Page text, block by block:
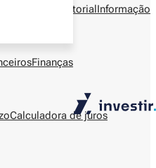
Metodologia editorialInformação
Finanças
Calculadora de juros